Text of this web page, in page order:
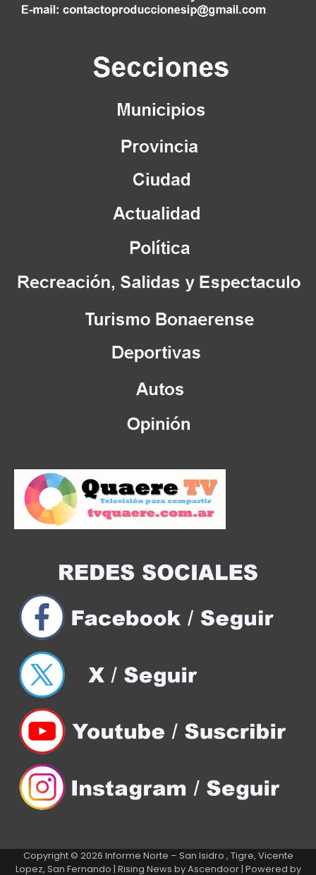
Copyright © 2026 Informe Norte – San Isidro , Tigre, Vicente
Lopez, San Fernando | Rising News byAscendoor| Powered by